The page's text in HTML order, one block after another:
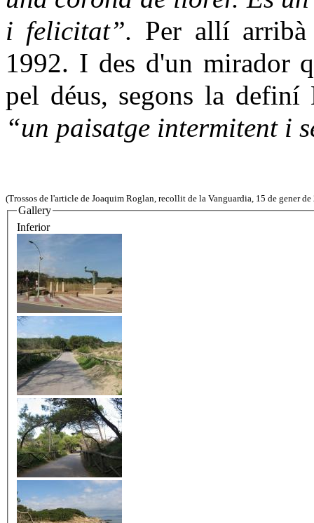
i felicitat”. Per allí
1992. I des d'un mirador
pel déus, segons la
“un paisatge intermitent i
(Trossos de l'article de Joaquim Roglan, recollit de la Vanguardia, 15 de gener de
Gallery
Inferior